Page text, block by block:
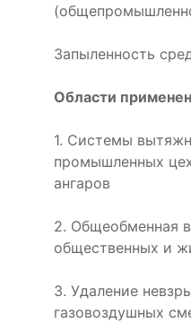
Запыленность
Области
1. Системы
промышленных
ангаров
2. Общеобменная
общественных и
3. Удаление
газовоздушных